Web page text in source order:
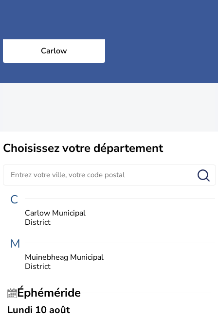
Carlow
Choisissezvotre département
C
Carlow Municipal
District
M
Muinebheag Municipal
District
Éphéméride
Lundi 10 août